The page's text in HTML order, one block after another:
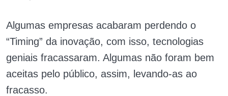
Algumas empresas acabaram perdendo o
“Timing” da inovação, com isso, tecnologias
geniais fracassaram. Algumas não foram bem
aceitas pelo público, assim, levando-as ao
fracasso.